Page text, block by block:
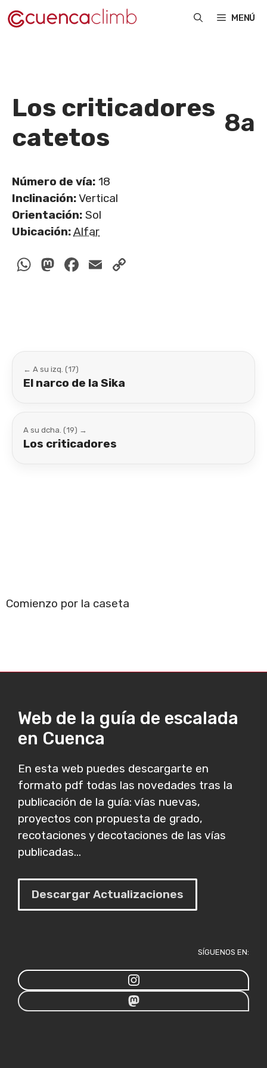
Saltar
al
MENÚ
Los criticadores
catetos
8a
Número de vía: 18
Inclinación:Vertical
Orientación: Sol
Ubicación:Alfar
WhatsApp
Mastodon
Facebook
Email
← A su izq. (17)
El narco de la Sika
A su dcha. (19) →
Los criticadores
Comienzo por la caseta
Web de la guía de escalada
en Cuenca
En esta web puedes descargarte en
formato pdf todas las novedades tras la
publicación de la guía: vías nuevas,
proyectos con propuesta de grado,
recotaciones y decotaciones de las vías
publicadas...
Descargar Actualizaciones
SÍGUENOS EN: